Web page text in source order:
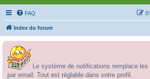
FAQ
Index du forum
Le système de notifications remplace
par email. Tout est réglable dans votre profil.